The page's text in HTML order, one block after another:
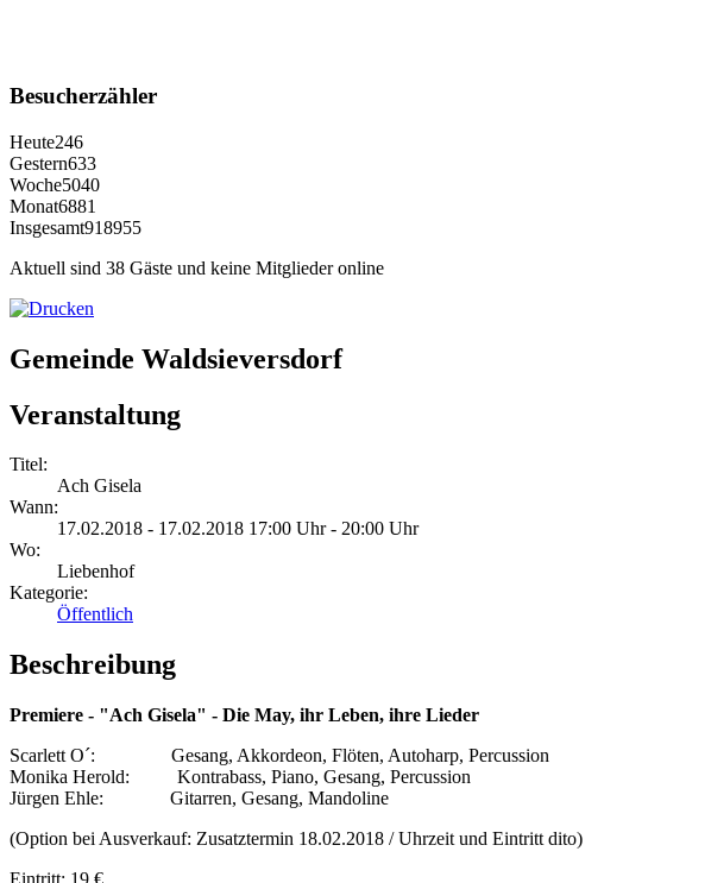
Besucherzähler
Heute246
Gestern633
Woche5040
Monat6881
Insgesamt918955
Aktuell sind 38 Gäste und keine Mitglieder online
Gemeinde Waldsieversdorf
Veranstaltung
Titel:
Ach Gisela
Wann:
17.02.2018 - 17.02.2018 17:00 Uhr - 20:00 Uhr
Wo:
Liebenhof
Kategorie:
Öffentlich
Beschreibung
Premiere - "Ach Gisela" - Die May, ihr Leben, ihre Lieder
Scarlett O´: Gesang, Akkordeon, Flöten, Autoharp, Percussion
Monika Herold: Kontrabass, Piano, Gesang, Percussion
Jürgen Ehle: Gitarren, Gesang, Mandoline
(Option bei Ausverkauf: Zusatztermin 18.02.2018 / Uhrzeit und Eintritt dito)